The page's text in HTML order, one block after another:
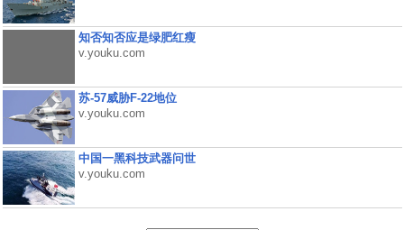
知否知否应是绿肥红瘦
v.youku.com
苏-57威胁F-22地位
v.youku.com
中国一黑科技武器问世
v.youku.com